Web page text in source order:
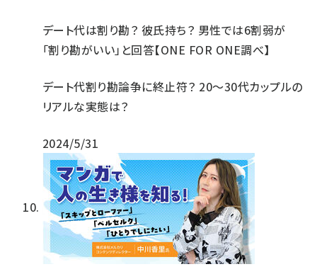
デート代は割り勘？ 彼氏持ち？ 男性では6割弱が
「割り勘がいい」と回答【ONE FOR ONE調べ】
デート代割り勘論争に終止符？ 20～30代カップルの
リアルな実態は？
2024/5/31